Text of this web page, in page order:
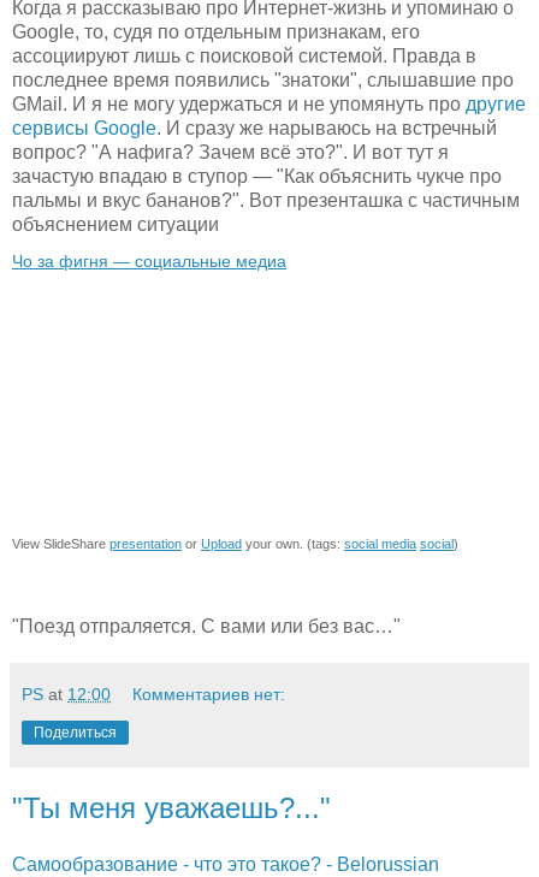
Когда я рассказываю про Интернет-жизнь и упоминаю о
Google, то, судя по отдельным признакам, его
ассоциируют лишь с поисковой системой. Правда в
последнее время появились "знатоки", слышавшие про
GMail. И я не могу удержаться и не упомянуть про другие
сервисы Google. И сразу же нарываюсь на встречный
вопрос? "А нафига? Зачем всё это?". И вот тут я
зачастую впадаю в ступор — "Как объяснить чукче про
пальмы и вкус бананов?". Вот презенташка с частичным
объяснением ситуации
Чо за фигня — социальные медиа
View SlideShare presentation or Upload your own. (tags: social media social)
"Поезд отпраляется. С вами или без вас…"
PS at 12:00 Комментариев нет:
Поделиться
"Ты меня уважаешь?..."
Самообразование - что это такое? - Belorussian